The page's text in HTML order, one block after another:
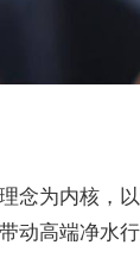
念为内核，
动高端净水